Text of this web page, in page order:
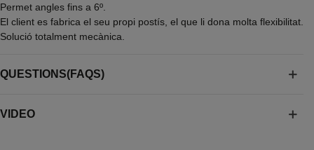
Permet angles fins a 6º.
El client es fabrica el seu propi postís, el que li dona molta flexibilitat.
Solució totalment mecànica.
QUESTIONS(FAQS)
VIDEO